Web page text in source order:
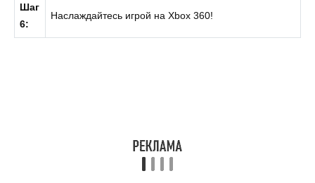
Шаг
6:
Наслаждайтесь игрой на Xbox 360!